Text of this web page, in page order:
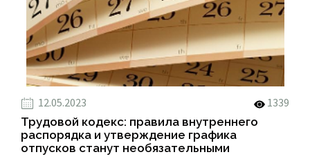
12.05.2023
1339
Трудовой кодекс: правила внутреннего
распорядка и утверждение графика
отпусков станут необязательными